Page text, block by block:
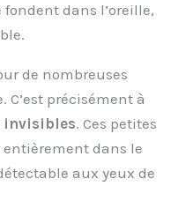
dans l’oreille,
de nombreuses
précisément à
. Ces petites
dans le
aux yeux de